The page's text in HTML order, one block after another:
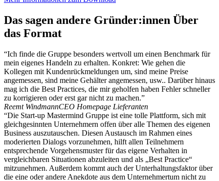
Das sagen andere Gründer:innen Über
das Format
“Ich finde die Gruppe besonders wertvoll um einen Benchmark für
mein eigenes Handeln zu erhalten. Konkret: Wie gehen die
Kollegen mit Kundenrückmeldungen um, sind meine Preise
angemessen, sind meine Gehälter angemessen, usw.. Darüber hinaus
mag ich die Best Practices, die mir geholfen haben Fehler schneller
zu korrigieren oder erst gar nicht zu machen.”
Reemt WindmannCEO Homepage Lieferanten
“Die Start-up Mastermind Gruppe ist eine tolle Plattform, sich mit
gleichgesinnten Unternehmern offen über alle Themen des eigenen
Business auszutauschen. Diesen Austausch im Rahmen eines
moderierten Dialogs vorzunehmen, hilft allen Teilnehmern
entsprechende Vorgehensmuster für das eigene Verhalten in
vergleichbaren Situationen abzuleiten und als „Best Practice“
mitzunehmen. Außerdem kommt auch der Unterhaltungsfaktor über
die eine oder andere Anekdote aus dem Unternehmertum nicht zu